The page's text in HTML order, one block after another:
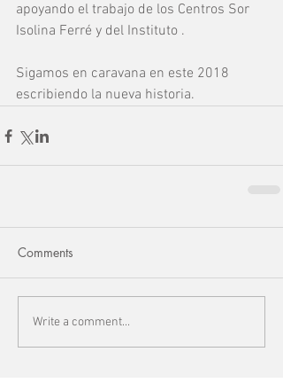
apoyando el trabajo de los Centros Sor
Isolina Ferré y del Instituto .
Sigamos en caravana en este 2018
escribiendo la nueva historia.
Comments
Write a comment...